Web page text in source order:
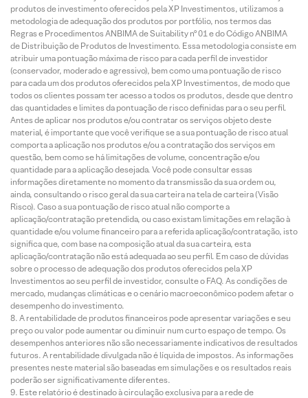
produtos de investimento oferecidos pela XP Investimentos, utilizamos a
metodologia de adequação dos produtos por portfólio, nos termos das
Regras e Procedimentos ANBIMA de Suitability nº 01 e do Código ANBIMA
de Distribuição de Produtos de Investimento. Essa metodologia consiste em
atribuir uma pontuação máxima de risco para cada perfil de investidor
(conservador, moderado e agressivo), bem como uma pontuação de risco
para cada um dos produtos oferecidos pela XP Investimentos, de modo que
todos os clientes possam ter acesso a todos os produtos, desde que dentro
das quantidades e limites da pontuação de risco definidas para o seu perfil.
Antes de aplicar nos produtos e/ou contratar os serviços objeto deste
material, é importante que você verifique se a sua pontuação de risco atual
comporta a aplicação nos produtos e/ou a contratação dos serviços em
questão, bem como se há limitações de volume, concentração e/ou
quantidade para a aplicação desejada. Você pode consultar essas
informações diretamente no momento da transmissão da sua ordem ou,
ainda, consultando o risco geral da sua carteira na tela de carteira (Visão
Risco). Caso a sua pontuação de risco atual não comporte a
aplicação/contratação pretendida, ou caso existam limitações em relação à
quantidade e/ou volume financeiro para a referida aplicação/contratação, isto
significa que, com base na composição atual da sua carteira, esta
aplicação/contratação não está adequada ao seu perfil. Em caso de dúvidas
sobre o processo de adequação dos produtos oferecidos pela XP
Investimentos ao seu perfil de investidor, consulte o FAQ. As condições de
mercado, mudanças climáticas e o cenário macroeconômico podem afetar o
desempenho do investimento.
A rentabilidade de produtos financeiros pode apresentar variações e seu
preço ou valor pode aumentar ou diminuir num curto espaço de tempo. Os
desempenhos anteriores não são necessariamente indicativos de resultados
futuros. A rentabilidade divulgada não é líquida de impostos. As informações
presentes neste material são baseadas em simulações e os resultados reais
poderão ser significativamente diferentes.
Este relatório é destinado à circulação exclusiva para a rede de